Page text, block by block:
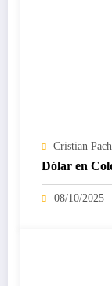
Cristian
Dólar en
08/10/2025